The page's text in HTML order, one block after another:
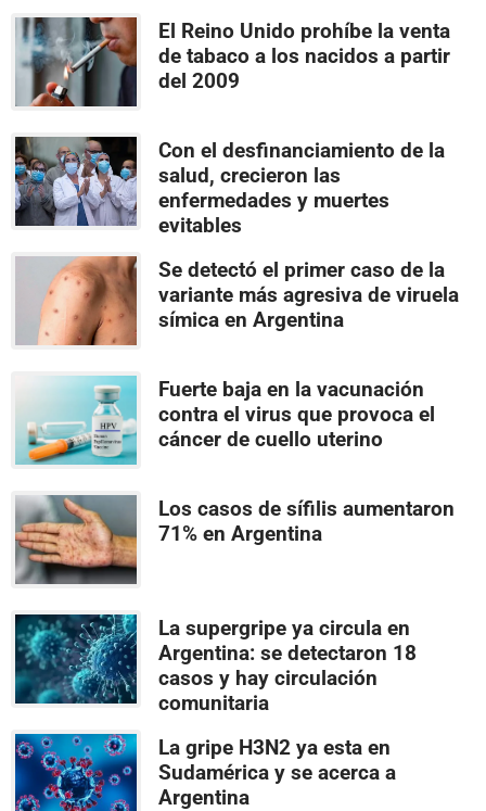
El Reino Unido prohíbe la venta
de tabaco a los nacidos a partir
del 2009
Con el desfinanciamiento de la
salud, crecieron las
enfermedades y muertes
evitables
Se detectó el primer caso de la
variante más agresiva de viruela
símica en Argentina
Fuerte baja en la vacunación
contra el virus que provoca el
cáncer de cuello uterino
Los casos de sífilis aumentaron
71% en Argentina
La supergripe ya circula en
Argentina: se detectaron 18
casos y hay circulación
comunitaria
La gripe H3N2 ya esta en
Sudamérica y se acerca a
Argentina